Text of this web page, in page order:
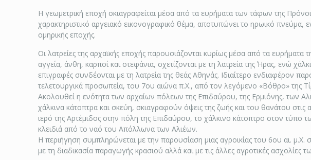
Η γεωμετρική εποχή σκιαγραφείται μέσα από τα ευρήματα των τάφων της
χαρακτηριστικό αργειακό εικονογραφικό θέμα, αποτυπώνει το ηρωικό
ομηρικής εποχής.
Οι λατρείες της αρχαϊκής εποχής παρουσιάζονται κυρίως μέσα από τα
αγγεία, άνθη, καρποί και στεφάνια, σχετίζονται με τη λατρεία της Ήρας, ενώ
επιγραφές συνδέονται με τη λατρεία της θεάς Αθηνάς. Ιδιαίτερο ενδιαφέρον
τελετουργικά προσωπεία, του 7ου αιώνα π.Χ., από τον λεγόμενο «Βόθρο» της
Ακολουθεί η ενότητα των αρχαίων πόλεων της Επιδαύρου, της Ερμιόνης, των
χάλκινα κάτοπτρα και σκεύη, σκιαγραφούν όψεις της ζωής και του θανάτου
ιερό της Αρτέμιδος στην πόλη της Επιδαύρου, το χάλκινο κάτοπτρο στον
κλειδιά από το ναό του Απόλλωνα των Αλιέων.
Η περιήγηση συμπληρώνεται με την παρουσίαση μιας αγροικίας του 6ου αι.
με τη διαδικασία παραγωγής κρασιού αλλά και με τις άλλες αγροτικές ασχολίες